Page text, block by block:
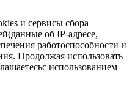
и сервисы сбора
об IP-адресе,
работоспособности и
Продолжая использовать
использованием